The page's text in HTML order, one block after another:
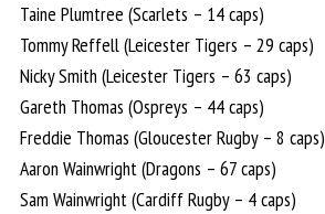
Taine Plumtree (Scarlets – 14 caps)
Tommy Reffell (Leicester Tigers – 29 caps)
Nicky Smith (Leicester Tigers – 63 caps)
Gareth Thomas (Ospreys – 44 caps)
Freddie Thomas (Gloucester Rugby – 8 caps)
Aaron Wainwright (Dragons – 67 caps)
Sam Wainwright (Cardiff Rugby – 4 caps)